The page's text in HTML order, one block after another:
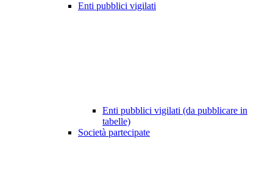
Enti pubblici vigilati
Enti pubblici vigilati (da pubblicare in
tabelle)
Società partecipate